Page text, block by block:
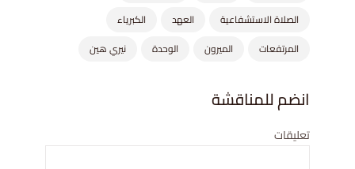
الصلاة الاستشفاعية
العهد
الكبرياء
المرتفعات
الميرون الوحدة نيري هين
انضم للمناقشة
تعليقات